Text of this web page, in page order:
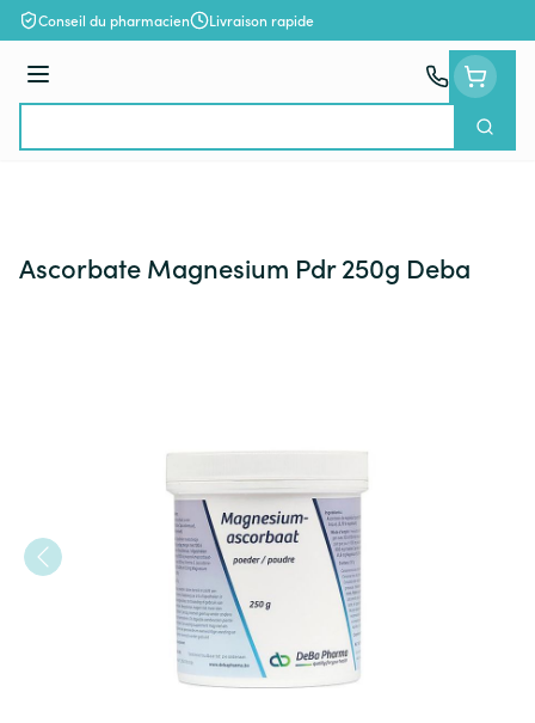
Aller au contenu
Conseil du pharmacien Livraison rapide
Menu
Ascorbate Magnesium Pdr 250g Deba